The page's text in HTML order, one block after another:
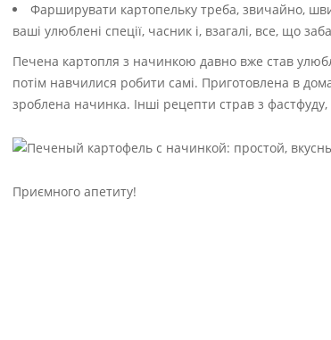
Фарширувати картопельку треба, звичайно,
ваші улюблені спеції, часник і, взагалі, все, що
Печена картопля з начинкою давно вже став
потім навчилися робити самі. Приготовлена в
зроблена начинка. Інші рецепти страв з
Приємного апетиту!